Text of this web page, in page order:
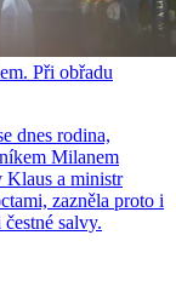
Při obřadu
dnes rodina,
Milanem
a ministr
zazněla proto i
salvy.